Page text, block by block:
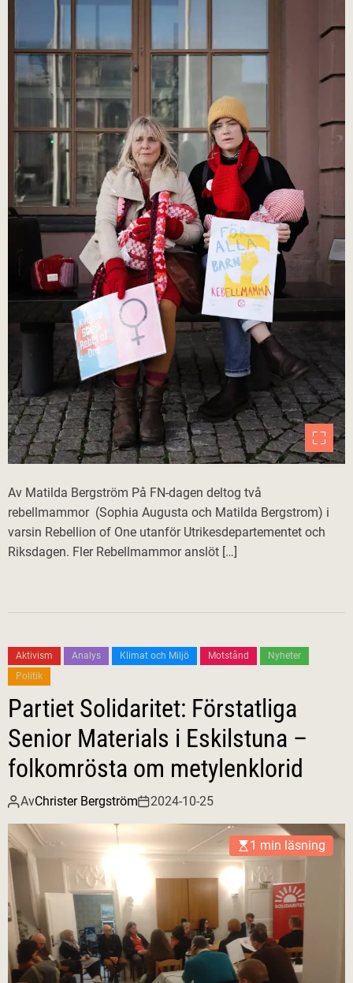
Av Matilda Bergström På FN-dagen deltog två
rebellmammor (Sophia Augusta och Matilda Bergstrom) i
varsin Rebellion of One utanför Utrikesdepartementet och
Riksdagen. Fler Rebellmammor anslöt […]
Aktivism Analys Klimat och Miljö Motstånd
Nyheter
Politik
Partiet Solidaritet: Förstatliga
Senior Materials i Eskilstuna –
folkomrösta om metylenklorid
AvChrister Bergström 2024-10-25
1 min läsning